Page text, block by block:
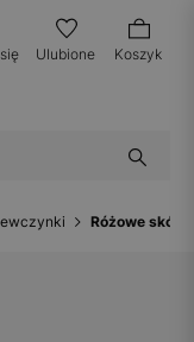
Ulubione Koszyk
Różowe